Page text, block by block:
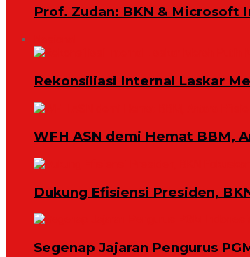
Prof. Zudan: BKN & Microsoft
Rekonsiliasi Internal Laskar
WFH ASN demi Hemat BBM,
Dukung Efisiensi Presiden,
Segenap Jajaran Pengurus